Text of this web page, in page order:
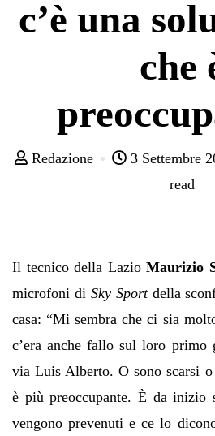
c’è una
che
Redazione 3 Settembre
read
Il tecnico della LazioMaurizio
microfoni di Sky Sportdella
casa: “Mi sembra che ci sia
c’era anche fallo sul loro primo
via Luis Alberto. O sono scarsi
è più preoccupante. È da inizio
vengono prevenuti e ce lo